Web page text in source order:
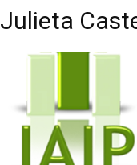
Julieta